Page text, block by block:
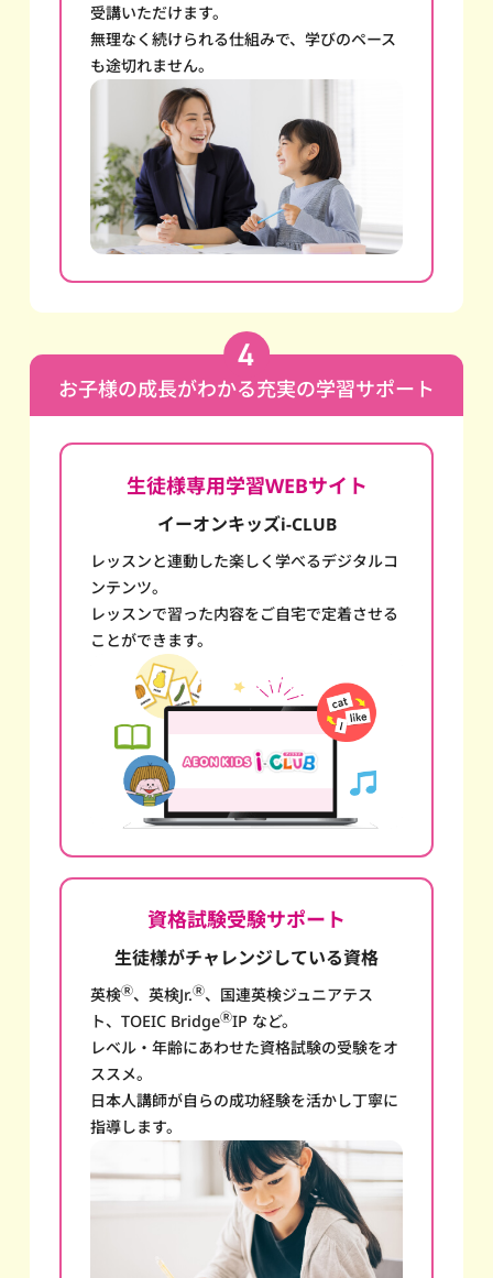
受講いただけます。
無理なく続けられる仕組みで、学びのペース
も途切れません。
お子様の成長がわかる充実の学習サポート
生徒様専用学習WEBサイト
イーオンキッズi-CLUB
レッスンと連動した楽しく学べるデジタルコ
ンテンツ。
レッスンで習った内容をご自宅で定着させる
ことができます。
資格試験受験サポート
生徒様がチャレンジしている資格
英検Ⓡ、英検Jr.Ⓡ、国連英検ジュニアテス
ト、TOEIC BridgeⓇIP など。
レベル・年齢にあわせた資格試験の受験をオ
ススメ。
日本人講師が自らの成功経験を活かし丁寧に
指導します。